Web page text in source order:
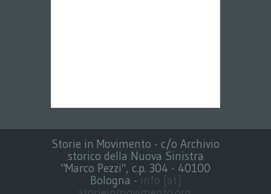
Storie in Movimento - c/o Archivio
storico della Nuova Sinistra
"Marco Pezzi", c.p. 304 - 40100
Bologna - info [at]